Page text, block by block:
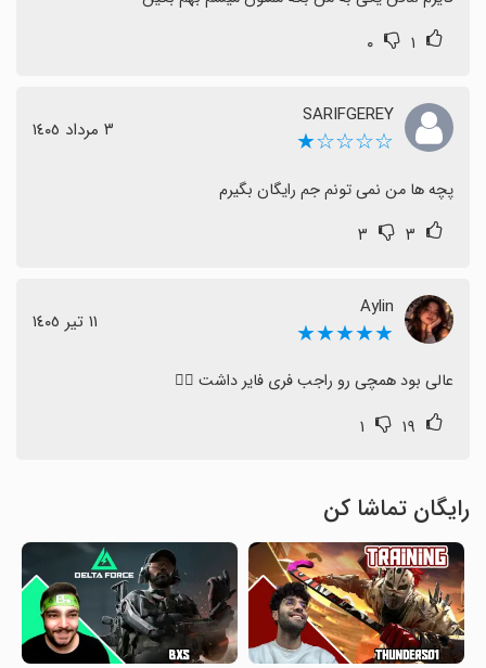
۱ ۰
SARIFGEREY
☆☆☆☆★ ٣ مرداد ١٤٠٥
پچه ها من نمی تونم جم رایگان بگیرم
۳ ۳
Aylin
★★★★★ ١١ تیر ١٤٠٥
عالی بود همچی رو راجب فری فایر داشت 👍🏻
۱۹ ۱
رایگان تماشا کن